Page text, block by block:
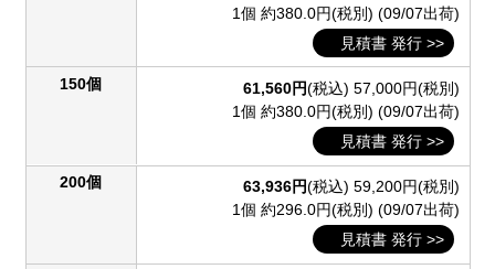
1個 約380.0円(税別) (09/07出荷)
見積書 発行 >>
150個 61,560円(税込) 57,000円(税別)
1個 約380.0円(税別) (09/07出荷)
見積書 発行 >>
200個 63,936円(税込) 59,200円(税別)
1個 約296.0円(税別) (09/07出荷)
見積書 発行 >>